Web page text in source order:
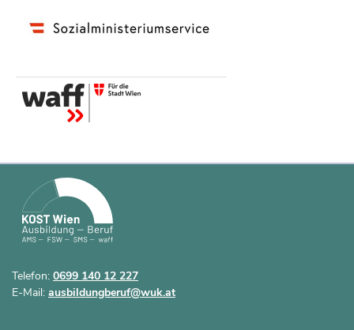
Telefon: 0699 140 12 227
E-Mail: ausbildungberuf@wuk.at